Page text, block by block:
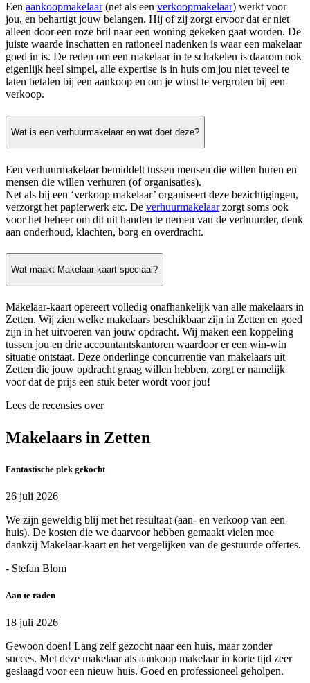
Een aankoopmakelaar(net als een verkoopmakelaar) werkt voor
jou, en behartigt jouw belangen. Hij of zij zorgt ervoor dat er niet
alleen door een roze bril naar een woning gekeken gaat worden. De
juiste waarde inschatten en rationeel nadenken is waar een makelaar
goed in is. De reden om een makelaar in te schakelen is daarom ook
eigenlijk heel simpel, alle expertise is in huis om jou niet teveel te
laten betalen bij een aankoop en om je winst te vergroten bij een
verkoop.
Wat is een verhuurmakelaar en wat doet deze?
Een verhuurmakelaar bemiddelt tussen mensen die willen huren en
mensen die willen verhuren (of organisaties).
Net als bij een ‘verkoop makelaar’ organiseert deze bezichtigingen,
verzorgt het papierwerk etc. De verhuurmakelaarzorgt soms ook
voor het beheer om dit uit handen te nemen van de verhuurder, denk
aan onderhoud, klachten, borg en overdracht.
Wat maakt Makelaar-kaart speciaal?
Makelaar-kaart opereert volledig onafhankelijk van alle makelaars in
Zetten. Wij zien welke makelaars beschikbaar zijn in Zetten en goed
zijn in het uitvoeren van jouw opdracht. Wij maken een koppeling
tussen jou en drie accountantskantoren waardoor er een win-win
situatie ontstaat. Deze onderlinge concurrentie van makelaars uit
Zetten die jouw opdracht graag willen hebben, zorgt er namelijk
voor dat de prijs een stuk beter wordt voor jou!
Lees de recensies over
Makelaars in Zetten
Fantastische plek gekocht
26 juli 2026
We zijn geweldig blij met het resultaat (aan- en verkoop van een
huis). De kosten die we daarvoor hebben gemaakt vielen mee
dankzij Makelaar-kaart en het vergelijken van de gestuurde offertes.
- Stefan Blom
Aan te raden
18 juli 2026
Gewoon doen! Lang zelf gezocht naar een huis, maar zonder
succes. Met deze makelaar als aankoop makelaar in korte tijd zeer
geslaagd voor een nieuw huis. Goed en professioneel geholpen.